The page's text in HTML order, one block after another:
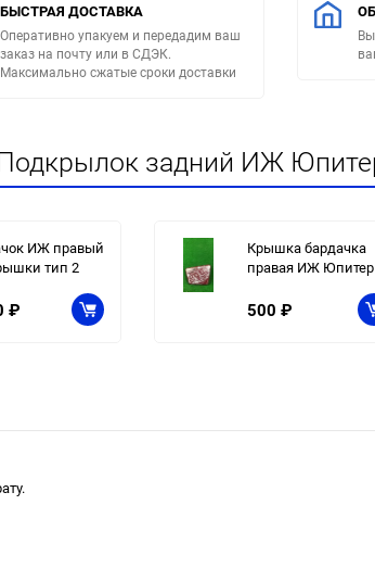
БЫСТРАЯ ДОСТАВКА
Оперативно упакуем и передадим ваш
заказ на почту или в СДЭК.
Максимально сжатые сроки доставки
задний ИЖ
ИЖ правый
тип 2
₽
Крышка бардачка
правая ИЖ
500 ₽